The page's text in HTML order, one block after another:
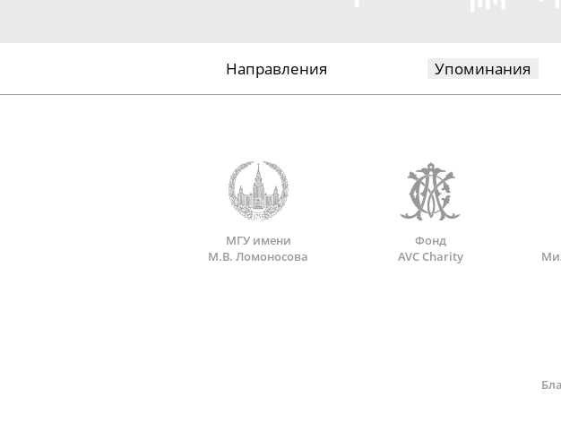
Направления Упоминания
МГУ имени
М.В. Ломоносова
Фонд
AVC Charity